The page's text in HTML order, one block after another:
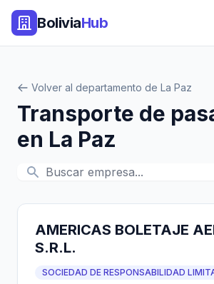
BoliviaHub
Volver al departamento de La Paz
Transporte de
en La Paz
AMERICAS BOLETAJE
S.R.L.
SOCIEDAD DE RESPONSABILIDAD